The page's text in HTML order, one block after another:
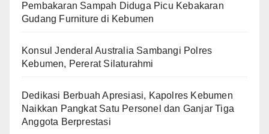
Pembakaran Sampah Diduga Picu Kebakaran
Gudang Furniture di Kebumen
Konsul Jenderal Australia Sambangi Polres
Kebumen, Pererat Silaturahmi
Dedikasi Berbuah Apresiasi, Kapolres Kebumen
Naikkan Pangkat Satu Personel dan Ganjar Tiga
Anggota Berprestasi